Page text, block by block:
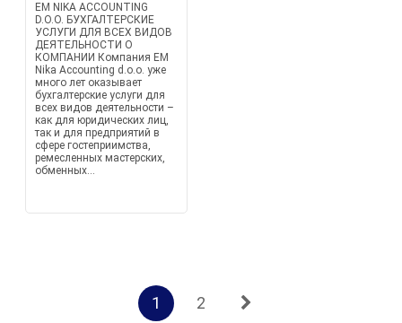
EM NIKA ACCOUNTING
D.O.O. БУХГАЛТЕРСКИЕ
УСЛУГИ ДЛЯ ВСЕХ ВИДОВ
ДЕЯТЕЛЬНОСТИ О
КОМПАНИИ Компания EM
Nika Accounting d.o.o. уже
много лет оказывает
бухгалтерские услуги для
всех видов деятельности –
как для юридических лиц,
так и для предприятий в
сфере гостеприимства,
ремесленных мастерских,
обменных...
1 2